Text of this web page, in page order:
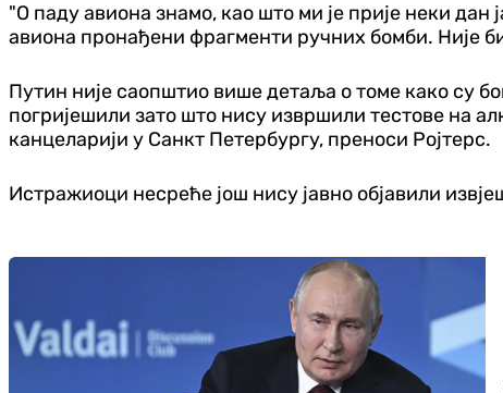
"О паду авиона знамо, као што ми је прије неки
авиона пронађени фрагменти ручних бомби. Није
Путин није саопштио више детаља о томе како су
погријешили зато што нису извршили тестове на
канцеларији у Санкт Петербургу, преноси Ројтерс.
Истражиоци несреће још нису јавно објавили